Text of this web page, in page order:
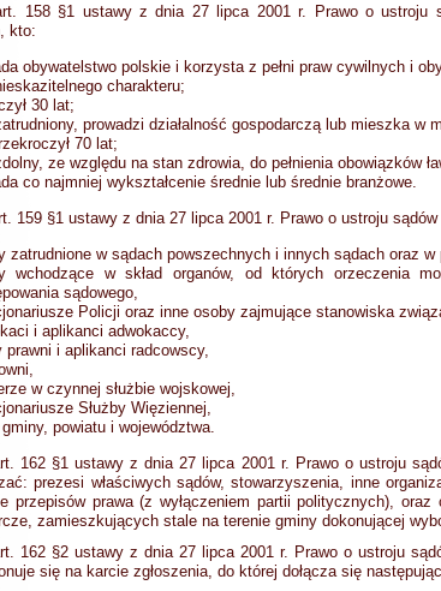
158 §1 ustawy z dnia 27 lipca 2001 r. Prawo o ustroju
kto:
obywatelstwo polskie i korzysta z pełni praw cywilnych i
charakteru;
30 lat;
prowadzi działalność gospodarczą lub mieszka w
70 lat;
ze względu na stan zdrowia, do pełnienia obowiązków
co najmniej wykształcenie średnie lub średnie branżowe.
159 §1 ustawy z dnia 27 lipca 2001 r. Prawo o ustroju
zatrudnione w sądach powszechnych i innych sądach oraz w
wchodzące w skład organów, od których orzeczenia
sądowego,
Policji oraz inne osoby zajmujące stanowiska
i aplikanci adwokaccy,
prawni i aplikanci radcowscy,
w czynnej służbie wojskowej,
Służby Więziennej,
powiatu i województwa.
162 §1 ustawy z dnia 27 lipca 2001 r. Prawo o ustroju
prezesi właściwych sądów, stowarzyszenia, inne
przepisów prawa (z wyłączeniem partii politycznych),
zamieszkujących stale na terenie gminy dokonującej
162 §2 ustawy z dnia 27 lipca 2001 r. Prawo o ustroju
się na karcie zgłoszenia, do której dołącza się